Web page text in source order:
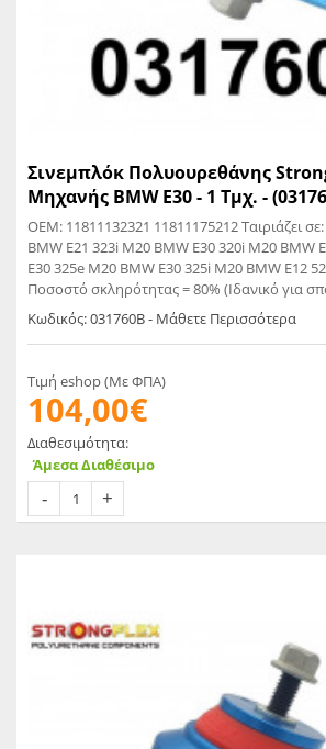
Σινεμπλόκ Πολυουρεθάνης
Μηχανής BMW E30 - 1 Τμχ. -
OEM: 11811132321 11811175212 Ταιριάζει σε: BMW E21 320 M20
BMW E21 323i M20 BMW E30 320i M20 BMW
E30 325e M20 BMW E30 325i M20 BMW E12
Ποσοστό σκληρότητας = 80% (Ιδανικό για
και για εντός πόλης)
Κωδικός: 031760B - Μάθετε Περισσότερα
Τιμή eshop (Με ΦΠΑ)
104,00€
Διαθεσιμότητα:
Άμεσα Διαθέσιμο